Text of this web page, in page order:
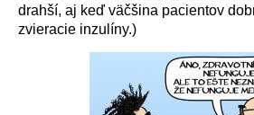
drahší, aj keď väčšina pacientov
zvieracie inzul íny.)